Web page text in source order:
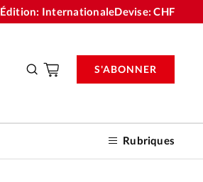
Édition: InternationaleDevise:CHF
Rubriques
S'ABONNER